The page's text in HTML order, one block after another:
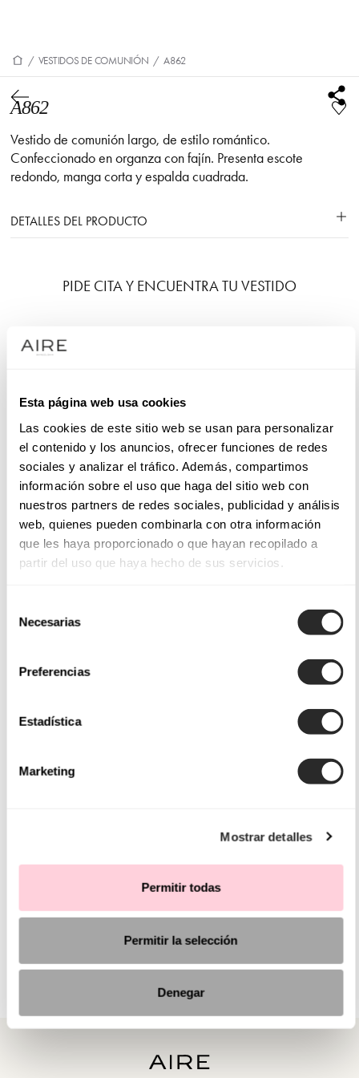
Esta página web usa cookies
Las cookies de este sitio web se usan para personalizar
el contenido y los anuncios, ofrecer funciones de redes
sociales y analizar el tráfico. Además, compartimos
información sobre el uso que haga del sitio web con
nuestros partners de redes sociales, publicidad y análisis
web, quienes pueden combinarla con otra información
que les haya proporcionado o que hayan recopilado a
partir del uso que haya hecho de sus servicios.
Necesarias
Preferencias
Estadística
Marketing
Mostrar detalles
Permitir todas
Permitir la selección
Denegar
/ VESTIDOS DE COMUNIÓN / A862
A862
Vestido de comunión largo, de estilo romántico.
Confeccionado en organza con fajín. Presenta escote
redondo, manga corta y espalda cuadrada.
DETALLES DEL PRODUCTO
PIDE CITA Y ENCUENTRA TU VESTIDO